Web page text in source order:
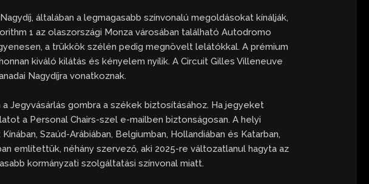
általában a legmagasabb színvonalú megoldásokat kínálják,
1 az olaszországi Monza városában található Autodromo
a trükkök szélén pedig megnövelt lelátókkal. A prémium
kiváló kilátás és kényelem nyílik. A Circuit Gilles Villeneuve
Nagydíjra vonatkoznak.
Jegyvásárlás gombra a székek biztosításához. Ha jegyeket
a Personal Chairs-szel e-mailben biztonságosan. A helyi
Szaúd-Arábiában, Belgiumban, Hollandiában és Katarban,
említettük, néhány szervező, aki 2025-re változatlanul hagyta az
kormányzati szolgáltatási színvonal miatt.